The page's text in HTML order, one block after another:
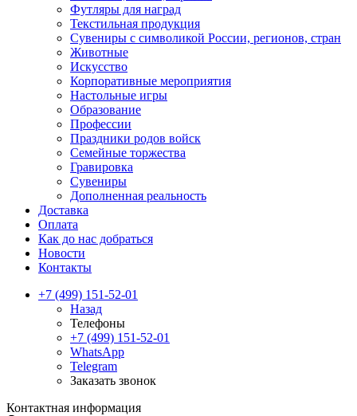
Футляры для наград
Текстильная продукция
Сувениры с символикой России, регионов, стран
Животные
Искусство
Корпоративные мероприятия
Настольные игры
Образование
Профессии
Праздники родов войск
Семейные торжества
Гравировка
Сувениры
Дополненная реальность
Доставка
Оплата
Как до нас добраться
Новости
Контакты
+7 (499) 151-52-01
Назад
Телефоны
+7 (499) 151-52-01
WhatsApp
Telegram
Заказать звонок
Контактная информация